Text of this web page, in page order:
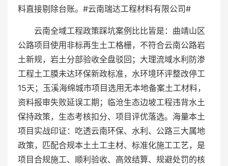
料直接剔除台账。#云南瑞达工程材料有限公司#
云南全域工程政策踩坑案例比比皆是：曲靖山区
公路项目使用非标再生土工格栅，不符合云南公路岩
土新规，岩土分部验收全盘驳回；大理流域水利防渗
工程土工膜未达环保新政标准，水环境环评整改停工
15天；玉溪海绵城市项目选用无本地备案土工材料，
资料报审失败延误工期；临沧生态边坡工程违背水土
保持政策，生态考核扣分、项目评优落选。海量本土
项目实战印证：吃透云南环保、水利、公路三大属地
政策，匹配合规本土土工主材、标准化施工工艺，是
项目合规施工、顺利验收、高效结算、规避处罚的核